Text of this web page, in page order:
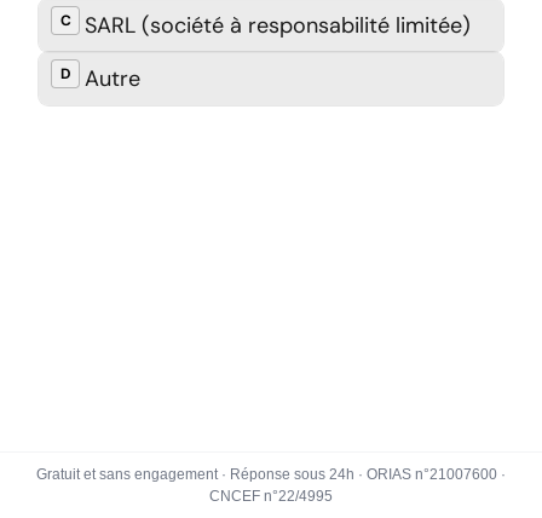
Gratuit et sans engagement · Réponse sous 24h · ORIAS n°21007600 ·
CNCEF n°22/4995